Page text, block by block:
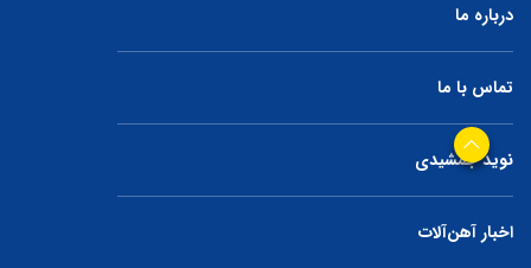
درباره ما
تماس با ما
نوید جمشیدی
اخبار آهن‌آلات